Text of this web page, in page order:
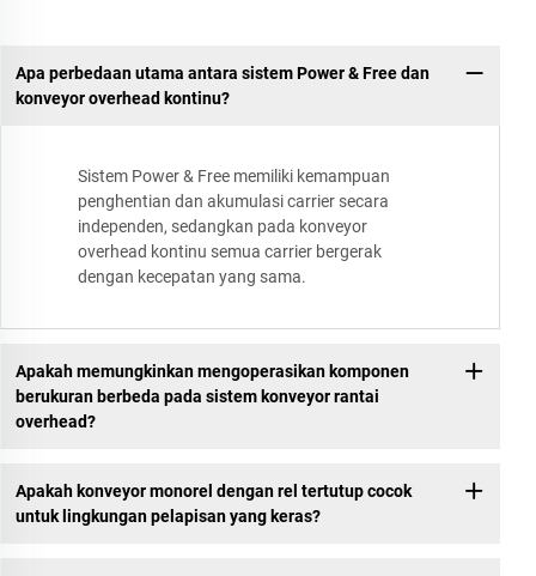
Apa perbedaan utama antara sistem Power & Free dan
konveyor overhead kontinu?
Sistem Power & Free memiliki kemampuan
penghentian dan akumulasi carrier secara
independen, sedangkan pada konveyor
overhead kontinu semua carrier bergerak
dengan kecepatan yang sama.
Apakah memungkinkan mengoperasikan komponen
berukuran berbeda pada sistem konveyor rantai
overhead?
Apakah konveyor monorel dengan rel tertutup cocok
untuk lingkungan pelapisan yang keras?